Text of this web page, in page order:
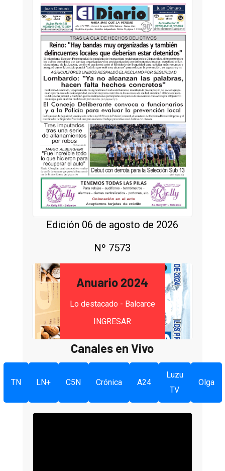
Edición 06 de agosto de 2026
Nº 7573
Anuario 2024
Lo destacado - Balcarce
INGRESAR
Canales en Vivo
TN LN+ C5N Crónica A24
Luzu
TV
Olga